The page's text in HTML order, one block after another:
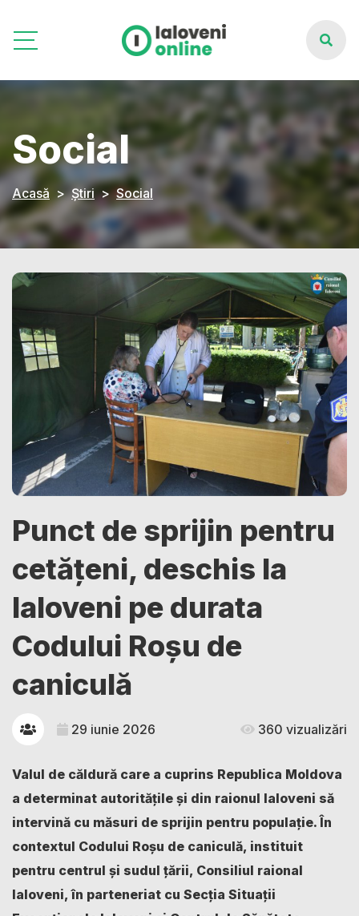
Social
Acasă Știri Social
Punct de sprijin pentru
cetățeni, deschis la
Ialoveni pe durata
Codului Roșu de
caniculă
29 iunie 2026 360 vizualizări
Valul de căldură care a cuprins Republica Moldova
a determinat autoritățile și din raionul Ialoveni să
intervină cu măsuri de sprijin pentru populație. În
contextul Codului Roșu de caniculă, instituit
pentru centrul și sudul țării, Consiliul raional
Ialoveni, în parteneriat cu Secția Situații